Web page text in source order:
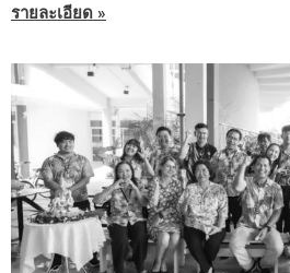
รายละเอียด »